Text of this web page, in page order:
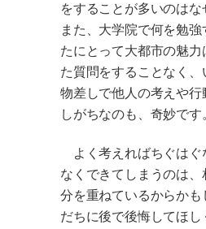
をすることが多いのは
また、大学院で何を勉
たにとって大都市の魅
た質問をすることなく
物差しで他人の考えや
しがちなのも、奇妙です
よく考えればちぐはぐ
なくできてしまうのは、
分を重ねているからか
だちに後で後悔してほし